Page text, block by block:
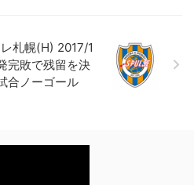
札幌(H) 2017/1
完敗で残留を決
合ノーゴール